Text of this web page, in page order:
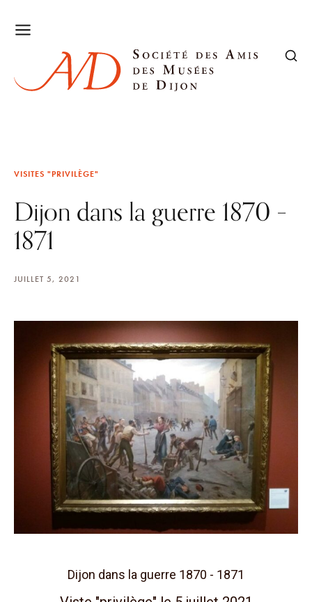
VISITES "PRIVILÈGE"
Dijon dans la guerre 1870 –
1871
JUILLET 5, 2021
Dijon dans la guerre 1870 - 1871